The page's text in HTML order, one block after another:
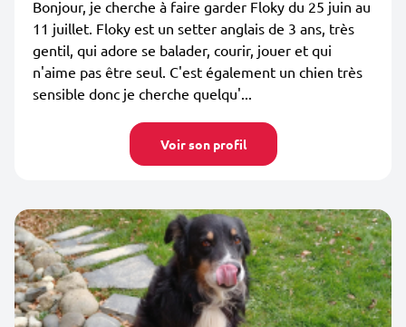
Bonjour, je cherche à faire garder Floky du 25 juin au
11 juillet. Floky est un setter anglais de 3 ans, très
gentil, qui adore se balader, courir, jouer et qui
n'aime pas être seul. C'est également un chien très
sensible donc je cherche quelqu'...
Voir son profil